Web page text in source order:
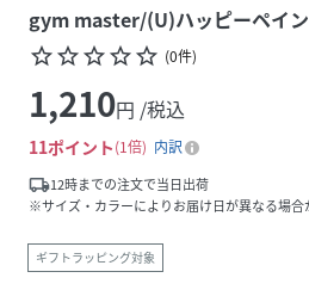
gym master/(U)ハッピーペイ
star_borderstar_borderstar_borderstar_borderstar_border (0件)
1,210円 /税込
11ポイント 1倍
内訳
local_shipping12時までの注文で当日出荷
※サイズ・カラーによりお届け日が異なる場合
ギフトラッピング対象